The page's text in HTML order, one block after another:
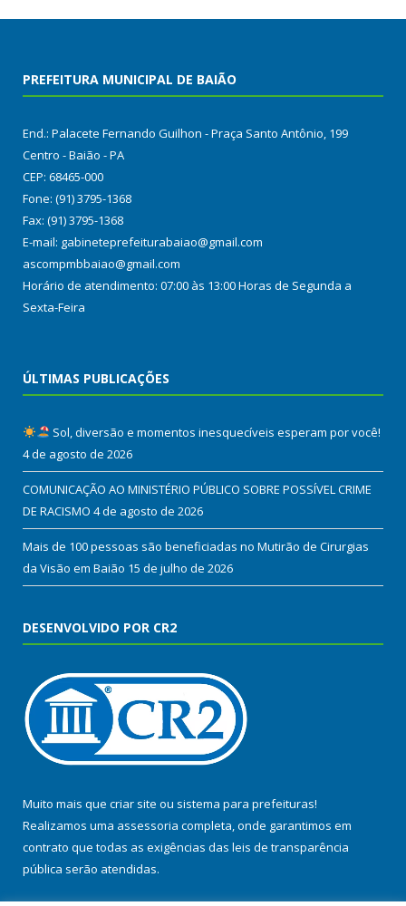
PREFEITURA MUNICIPAL DE BAIÃO
End.: Palacete Fernando Guilhon - Praça Santo Antônio, 199
Centro - Baião - PA
CEP: 68465-000
Fone: (91) 3795-1368
Fax: (91) 3795-1368
E-mail: gabineteprefeiturabaiao@gmail.com
ascompmbbaiao@gmail.com
Horário de atendimento: 07:00 às 13:00 Horas de Segunda a
Sexta-Feira
ÚLTIMAS PUBLICAÇÕES
Sol, diversão e momentos inesquecíveis esperam por você!
4 de agosto de 2026
COMUNICAÇÃO AO MINISTÉRIO PÚBLICO SOBRE POSSÍVEL CRIME
DE RACISMO 4 de agosto de 2026
Mais de 100 pessoas são beneficiadas no Mutirão de Cirurgias
da Visão em Baião 15 de julho de 2026
DESENVOLVIDO POR CR2
Muito mais que criar site ou sistema para prefeituras!
Realizamos uma assessoria completa, onde garantimos em
contrato que todas as exigências das leis de transparência
pública serão atendidas.